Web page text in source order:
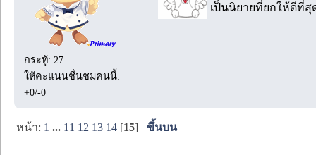
กระทู้: 27
ให้คะแนนชื่นชมคนนี้:
+0/-0
เป็นนิยายที่ยกให้ดีที่
หน้า: 1 ... 11 12 13 14 [15]ขึ้นบน